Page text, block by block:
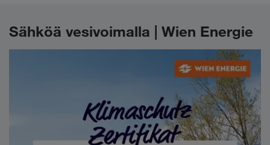
Sähköä vesivoimalla | Wien Energie